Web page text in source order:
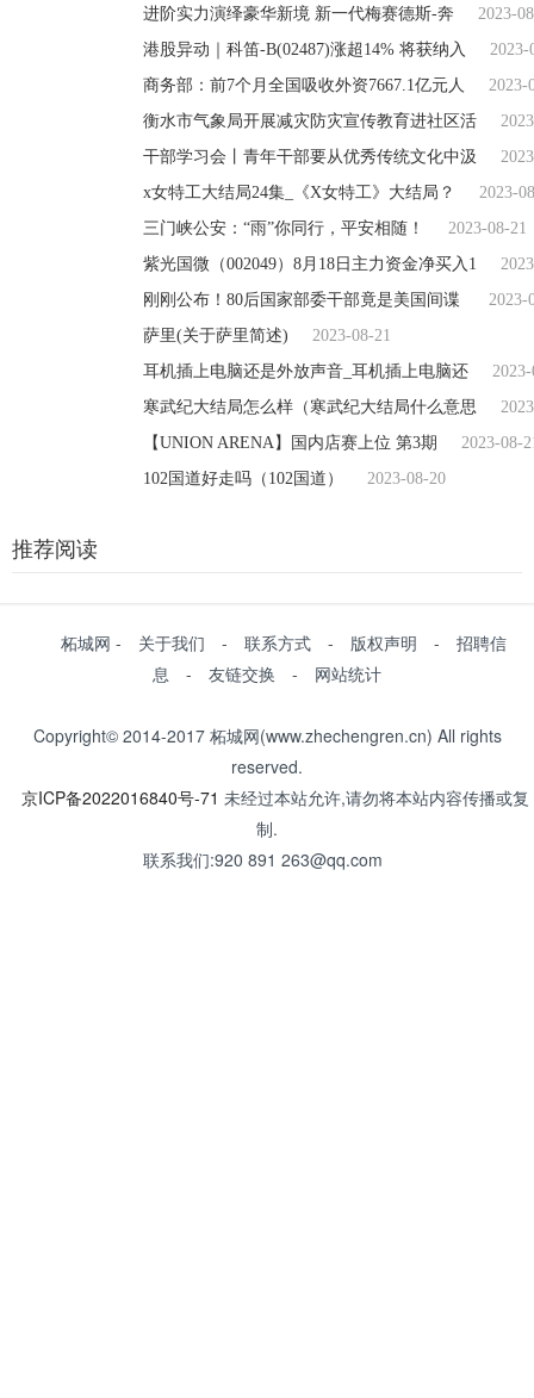
进阶实力演绎豪华新境 新一代梅赛德斯-奔
2023-
港股异动｜科笛-B(02487)涨超14% 将获纳入
2023-
商务部：前7个月全国吸收外资7667.1亿元人
2023-
衡水市气象局开展减灾防灾宣传教育进社区活
干部学习会丨青年干部要从优秀传统文化中汲
x女特工大结局24集_《X女特工》大结局？
2023-
三门峡公安：“雨”你同行，平安相随！
2023-08-21
紫光国微（002049）8月18日主力资金净买入1
刚刚公布！80后国家部委干部竟是美国间谍
2023-
萨里(关于萨里简述)
2023-08-21
耳机插上电脑还是外放声音_耳机插上电脑还
寒武纪大结局怎么样（寒武纪大结局什么意思
【UNION ARENA】国内店赛上位 第3期
2023-08-
102国道好走吗（102国道）
2023-08-20
推荐阅读
柘城网 - 关于我们 - 联系方式 - 版权声明 - 招聘信
息 - 友链交换 - 网站统计
Copyright© 2014-2017 柘城网(www.zhechengren.cn) All rights
reserved.
京ICP备2022016840号-71 未经过本站允许,请勿将本站内容传播或复
制.
联系我们:920 891 263@qq.com